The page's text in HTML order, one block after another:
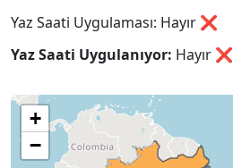
Yaz Saati Uygulaması: Hayır ❌
Yaz Saati Uygulanıyor: Hayır ❌
+
−